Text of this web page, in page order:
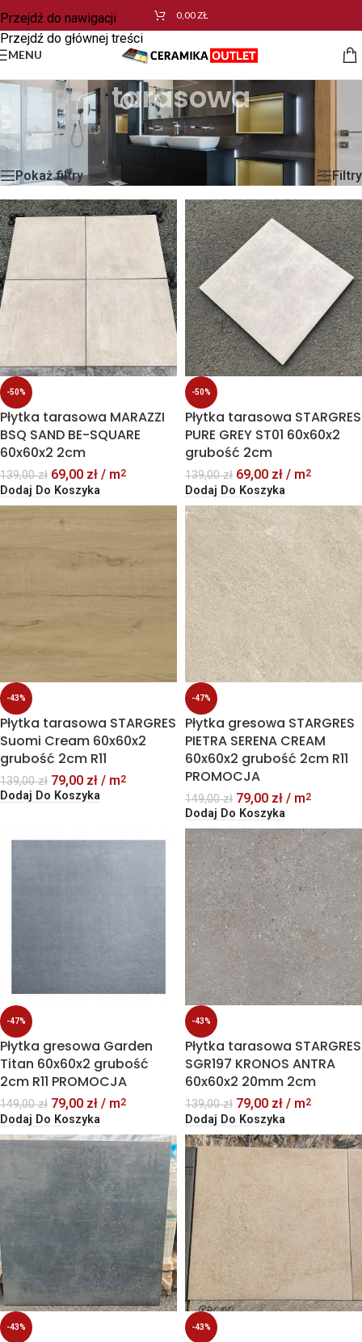
Przejdź do nawigacji
Przejdź do głównej treści
0,00ZŁ
MENU
tarasowa
Strona główna/Produkty oznaczone “tarasowa”
Wyświetlanie 13–24 z 53 wyników
Pokaż filtry
Filtry
-50%
Płytka tarasowa MARAZZI
BSQ SAND BE-SQUARE
60x60x2 2cm
139,00zł 69,00 zł / m2
Dodaj Do Koszyka
-50%
Płytka tarasowa STARGRES
PURE GREY ST01 60x60x2
grubość 2cm
139,00zł 69,00 zł / m2
Dodaj Do Koszyka
-43%
Płytka tarasowa STARGRES
Suomi Cream 60x60x2
grubość 2cm R11
139,00zł 79,00 zł / m2
Dodaj Do Koszyka
-47%
Płytka gresowa STARGRES
PIETRA SERENA CREAM
60x60x2 grubość 2cm R11
PROMOCJA
149,00zł 79,00 zł / m2
Dodaj Do Koszyka
-47%
Płytka gresowa Garden
Titan 60x60x2 grubość
2cm R11 PROMOCJA
149,00zł 79,00 zł / m2
Dodaj Do Koszyka
-43%
Płytka tarasowa STARGRES
SGR197 KRONOS ANTRA
60x60x2 20mm 2cm
139,00zł 79,00 zł / m2
Dodaj Do Koszyka
-43% -43%